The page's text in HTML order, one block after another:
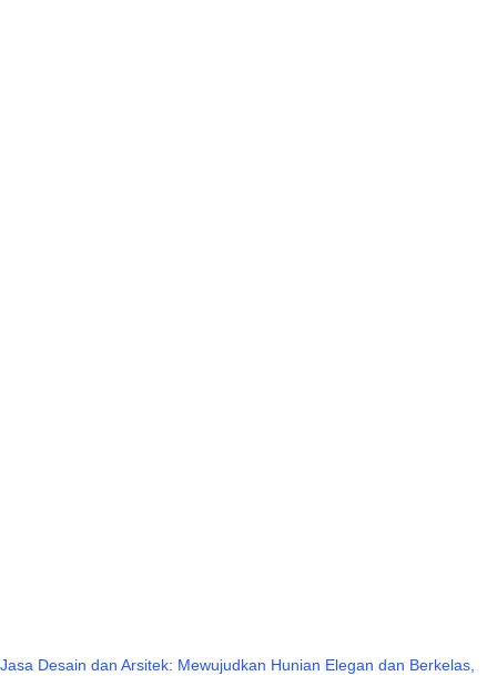
Jasa Desain dan Arsitek: Mewujudkan Hunian Elegan dan Berkelas,